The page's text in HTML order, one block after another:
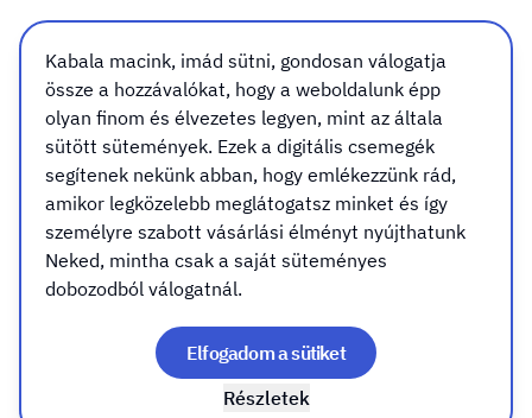
Az emberi agy elképesztően gyorsan alkalmazkodik. A
pszicológiában van egy jelenség, amit"habituációnak”
hívnak. Ez azt jelenti: ha ugyanazzal az ingerrel
találkozunk újra és újra, egy idő után már nem reagálunk
rá. Pontosan ez történik a kirakatokkal és a reklámokkal
Az első alkalommal észrevesszük 👉 második alkalommal
értelmezzük 👉 harmadik alkalommal már csak rögzítjük
👉 és mi történik a negyedik, ötödik, tizedik alkalommal?
Az agyunk egyszerűen kiszűri, főként ha számunkra nem
releváns az információ, nem feltétlen azért, mert rossz a
grafika vagy a stílus, hanem mert már ismerős. „Ja ezt
Kabala macink, imád sütni, gondosan válogatja
össze a hozzávalókat, hogy a weboldalunk épp
olyan finom és élvezetes legyen, mint az általa
sütött sütemények. Ezek a digitális csemegék
segítenek nekünk abban, hogy emlékezzünk rád,
amikor legközelebb meglátogatsz minket és így
személyre szabott vásárlási élményt nyújthatunk
Neked, mintha csak a saját süteményes
dobozodból válogatnál.
Részletek
Elfogadom a sütiket